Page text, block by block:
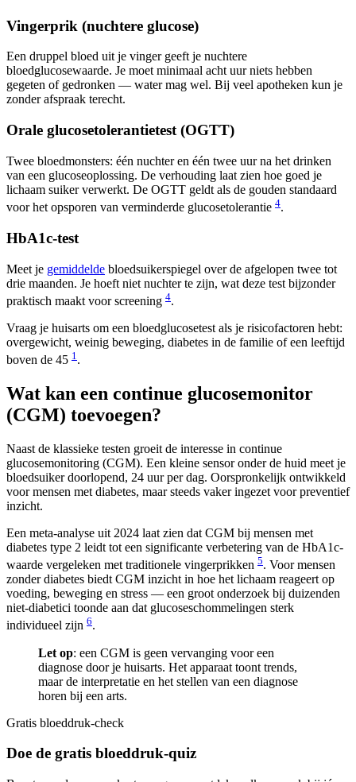
Vingerprik (nuchtere glucose)
Een druppel bloed uit je vinger geeft je nuchtere
bloedglucosewaarde. Je moet minimaal acht uur niets hebben
gegeten of gedronken — water mag wel. Bij veel apotheken kun je
zonder afspraak terecht.
Orale glucosetolerantietest (OGTT)
Twee bloedmonsters: één nuchter en één twee uur na het drinken
van een glucoseoplossing. De verhouding laat zien hoe goed je
lichaam suiker verwerkt. De OGTT geldt als de gouden standaard
voor het opsporen van verminderde glucosetolerantie 4.
HbA1c-test
Meet je gemiddelde bloedsuikerspiegel over de afgelopen twee tot
drie maanden. Je hoeft niet nuchter te zijn, wat deze test bijzonder
praktisch maakt voor screening 4.
Vraag je huisarts om een bloedglucosetest als je risicofactoren hebt:
overgewicht, weinig beweging, diabetes in de familie of een leeftijd
boven de 45 1 .
Wat kan een continue glucosemonitor
(CGM) toevoegen?
Naast de klassieke testen groeit de interesse in continue
glucosemonitoring (CGM). Een kleine sensor onder de huid meet je
bloedsuiker doorlopend, 24 uur per dag. Oorspronkelijk ontwikkeld
voor mensen met diabetes, maar steeds vaker ingezet voor preventief
inzicht.
Een meta-analyse uit 2024 laat zien dat CGM bij mensen met
diabetes type 2 leidt tot een significante verbetering van de HbA1c-
waarde vergeleken met traditionele vingerprikken 5. Voor mensen
zonder diabetes biedt CGM inzicht in hoe het lichaam reageert op
voeding, beweging en stress — een groot onderzoek bij duizenden
niet-diabetici toonde aan dat glucoseschommelingen sterk
individueel zijn 6.
Let op: een CGM is geen vervanging voor een
diagnose door je huisarts. Het apparaat toont trends,
maar de interpretatie en het stellen van een diagnose
horen bij een arts.
Gratis bloeddruk-check
Doe de gratis bloeddruk-quiz